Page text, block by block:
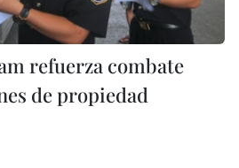
refuerza combate
de propiedad